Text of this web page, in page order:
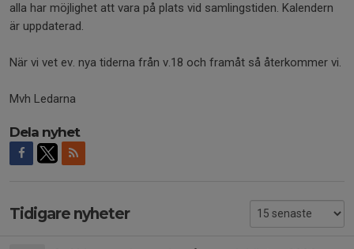
alla har möjlighet att vara på plats vid samlingstiden. Kalendern
är uppdaterad.
När vi vet ev. nya tiderna från v.18 och framåt så återkommer vi.
Mvh Ledarna
Dela nyhet
Tidigare nyheter